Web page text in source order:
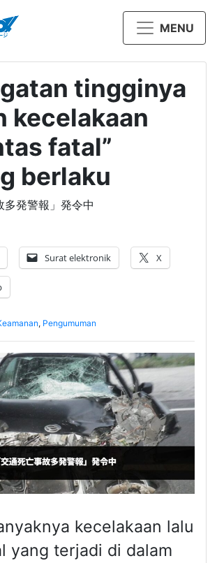
MENU
tingginya
kecelakaan
fatal”
berlaku
多発警報」発令中
Surat elektronik X
, Pengumuman
kecelakaan lalu
yang terjadi di dalam